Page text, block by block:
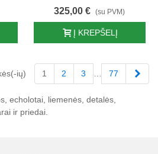
325,00 € (su PVM)
Į KREPŠELĮ
ių) 1 2 3 77
echolotai, liemenės, detalės,
ir priedai.